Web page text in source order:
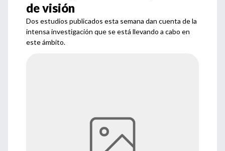
de visión
Dos estudios publicados esta semana dan cuenta de la
intensa investigación que se está llevando a cabo en
este ámbito.